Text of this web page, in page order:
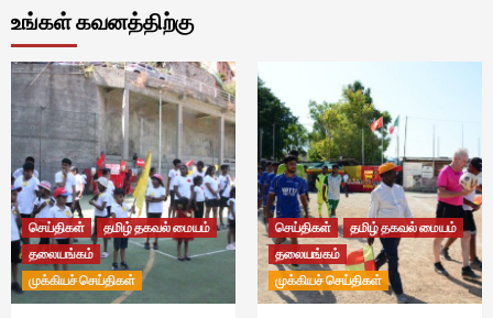
உங்கள் கவனத்திற்கு
செய்திகள்
தமிழ் தகவல் மையம்
தலையங்கம்
முக்கியச் செய்திகள்
செய்திகள்
தமிழ் தகவல் மையம்
தலையங்கம்
முக்கியச் செய்திகள்